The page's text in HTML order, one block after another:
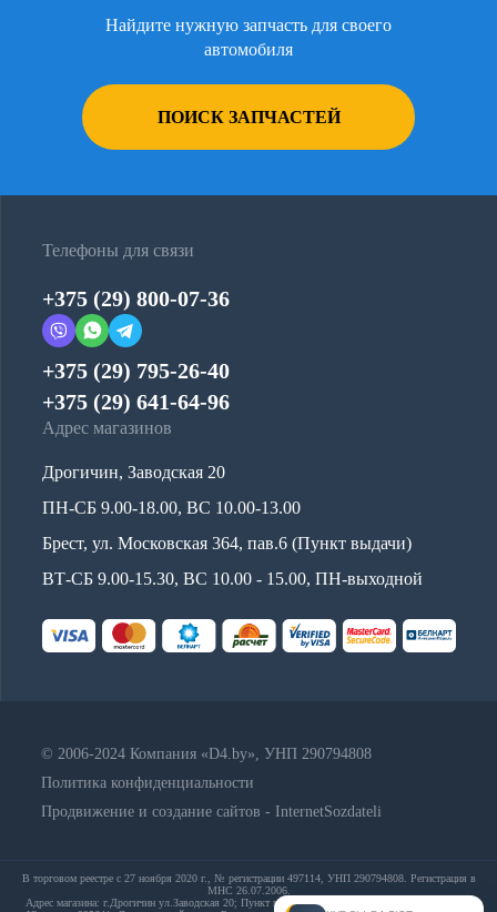
Найдите нужную запчасть для своего
автомобиля
ПОИСК ЗАПЧАСТЕЙ
Телефоны для связи
+375 (29) 800-07-36
+375 (29) 795-26-40
+375 (29) 641-64-96
Адрес магазинов
Дрогичин, Заводская 20
ПН-СБ 9.00-18.00, ВС 10.00-13.00
Брест, ул. Московская 364, пав.6 (Пункт выдачи)
ВТ-СБ 9.00-15.30, ВС 10.00 - 15.00, ПН-выходной
© 2006-2024 Компания «D4.by», УНП 290794808
Политика конфиденциальности
Продвижение и создание сайтов - InternetSozdateli
В торговом реестре с 27 ноября 2020 г., № регистрации 497114, УНП 290794808. Регистрация в
МНС 26.07.2006.
Адрес магазина: г.Дрогичин ул.Заводская 20; Пункт выдачи: Брест, ул. Московская 364, пав.6;